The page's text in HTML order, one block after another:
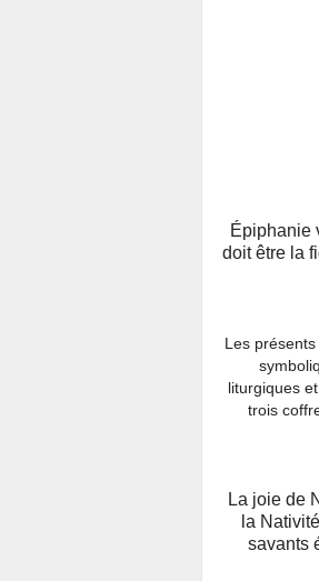
Épiphanie
doit être la
Les
liturgiques
trois
La joie de
la
savants